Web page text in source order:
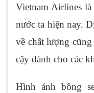
Vietnam Airlines
nước ta hiện nay.
về chất lượng
cậy dành cho các
Hình ảnh bông